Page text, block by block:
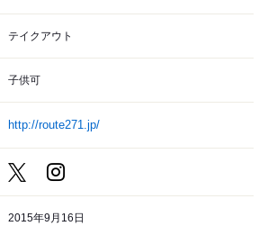
テイクアウト
子供可
http://route271.jp/
2015年9月16日